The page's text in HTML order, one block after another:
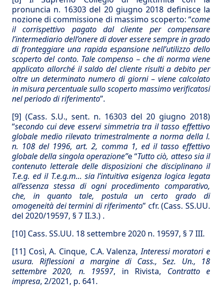
pronuncia n. 16303 del 20 giugno 2018 definisce la
nozione di commissione di massimo scoperto: “come
il corrispettivo pagato dal cliente per compensare
l’intermediario dell’onere di dover essere sempre in grado
di fronteggiare una rapida espansione nell’utilizzo dello
scoperto del conto. Tale compenso – che di norma viene
applicato allorché il saldo del cliente risulti a debito per
oltre un determinato numero di giorni – viene calcolato
in misura percentuale sullo scoperto massimo verificatosi
nel periodo di riferimento”.
[9] (Cass. S.U., sent. n. 16303 del 20 giugno 2018)
“secondo cui deve esservi simmetria tra il tasso effettivo
globale medio rilevato trimestralmente a norma della l.
n. 108 del 1996, art. 2, comma 1, ed il tasso effettivo
globale della singola operazione”e “Tutto ciò, atteso sia il
contenuto letterale delle disposizioni che disciplinano il
T.e.g. ed il T.e.g.m… sia l’intuitiva esigenza logica legata
all’essenza stessa di ogni procedimento comparativo,
che, in quanto tale, postula un certo grado di
omogeneità dei termini di riferimento” cfr. (Cass. SS.UU.
del 2020/19597, § 7 II.3.) .
[10] Cass. SS.UU. 18 settembre 2020 n. 19597, § 7 III.
[11] Così, A. Cinque, C.A. Valenza,Interessi moratori e
usura. Riflessioni a margine di Cass., Sez. Un., 18
settembre 2020, n. 19597, in Rivista, Contratto e
impresa, 2/2021, p. 641.